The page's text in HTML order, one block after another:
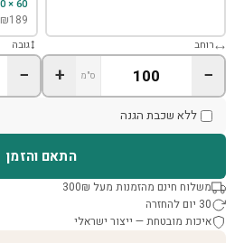
60 × 240 ס"מ
₪189
רוחב
− ס"מ +
גובה
−
ללא שכבת הגנה
התאם והזמן
משלוח חינם מהזמנות מעל 300₪
30 יום להחזרה
איכות מובטחת — ייצור ישראלי